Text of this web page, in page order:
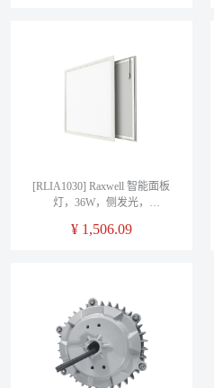
[RLIA1030] Raxwell 智能面板
灯，36W，侧发光，
RLIA1030， 1个/箱
¥ 1,506.09